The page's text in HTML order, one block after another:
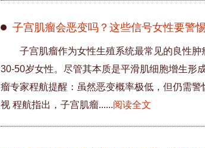
子宫肌瘤会恶变吗？这些信号女性要警惕
子宫肌瘤作为女性生殖系统最常见的良性
30-50岁女性。尽管其本质是平滑肌细胞增生形
瘤专家程航提醒：虽然恶变概率极低，但仍需
视 程航指出，子宫肌瘤......阅读全文